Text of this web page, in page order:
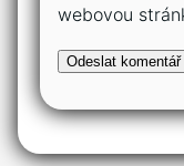
webovou